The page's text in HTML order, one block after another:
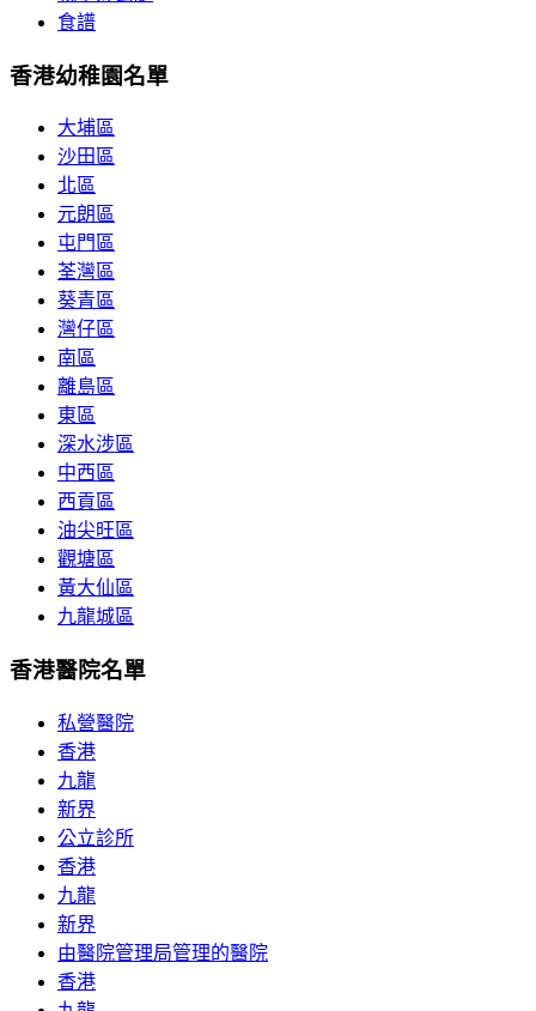
食譜
香港幼稚園名單
大埔區
沙田區
北區
元朗區
屯門區
荃灣區
葵青區
灣仔區
南區
離島區
東區
深水涉區
中西區
西貢區
油尖旺區
觀塘區
黃大仙區
九龍城區
香港醫院名單
私營醫院
香港
九龍
新界
公立診所
香港
九龍
新界
由醫院管理局管理的醫院
香港